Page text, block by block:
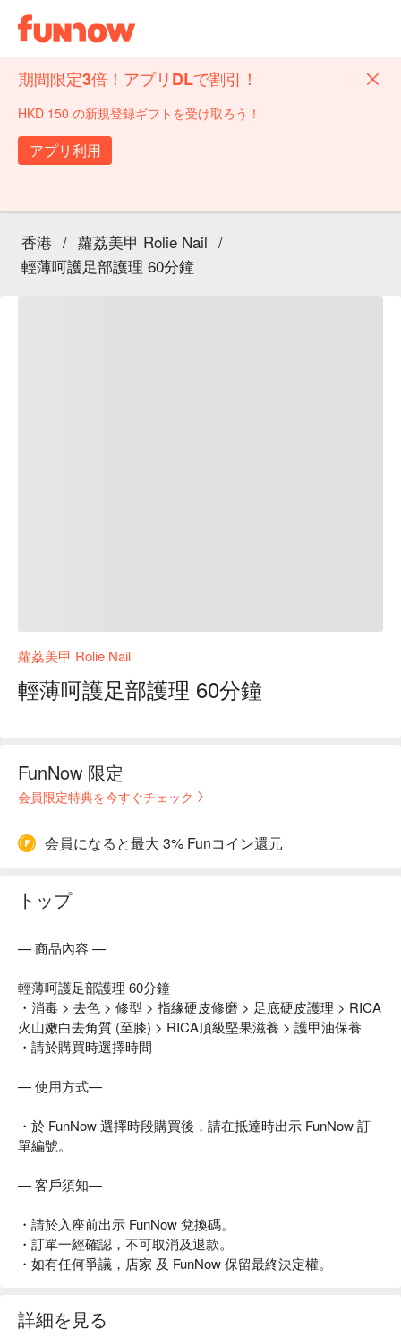
期間限定3倍！アプリDLで割引！
HKD 150 の新規登録ギフトを受け取ろう！
アプリ利用
香港 / 蘿荔美甲 Rolie Nail /
輕薄呵護足部護理 60分鐘
蘿荔美甲 Rolie Nail
輕薄呵護足部護理 60分鐘
FunNow 限定
会員限定特典を今すぐチェック
会員になると最大 3% Funコイン還元
トップ
— 商品內容 —
輕薄呵護足部護理 60分鐘
・消毒 > 去色 > 修型 > 指緣硬皮修磨 > 足底硬皮護理 > RICA
火山嫩白去角質 (至膝) > RICA頂級堅果滋養 > 護甲油保養
・請於購買時選擇時間
— 使用方式—
・於 FunNow 選擇時段購買後，請在抵達時出示 FunNow 訂
單編號。
— 客戶須知—
・請於入座前出示 FunNow 兌換碼。
・訂單一經確認，不可取消及退款。
・如有任何爭議，店家 及 FunNow 保留最終決定權。
詳細を見る